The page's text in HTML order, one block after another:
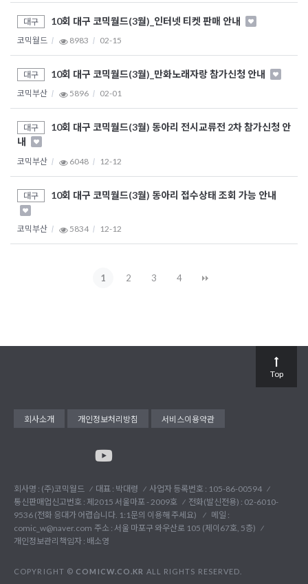
대구 10회 대구 코믹월드(3월)_인터넷 티켓 판매 안내
코믹월드 8983 02-15
대구 10회 대구 코믹월드(3월)_만화노래자랑 참가신청 안내
코믹부산 5896 02-01
대구
10회 대구 코믹월드(3월) 동아리 전시교류전 2차 참가신청 안
내
코믹부산 6048 12-12
대구 10회 대구 코믹월드(3월) 동아리 접수상태 조회 가능 안내
코믹부산 5834 12-12
1 2 3 4
회사소개 개인정보처리방침 서비스이용약관
회사명 : (주)코믹월드 대표 : 박대령
사업자 등록번호 : 105-86-00594
통신판매업신고번호 : 제2015 서울마포 - 2009호
전화(발신전용) : 02-6010-
9536 (전화 응대가 어렵습니다. 1:1문의 이용해 주세요)
메일 :
comic_w@naver.com 주소 : 서울 마포구 와우산로 105 (제이67호, 5층)
개인정보관리책임자 : 배소영
COPYRIGHT © COMICW.CO.KR ALL RIGHTS RESERVED.
Top